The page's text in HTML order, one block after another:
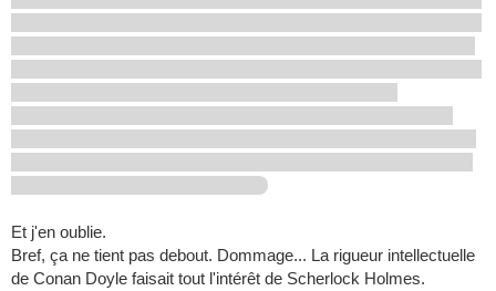
Et j'en oublie.
Bref, ça ne tient pas debout. Dommage... La rigueur intellectuelle
de Conan Doyle faisait tout l'intérêt de Scherlock Holmes.